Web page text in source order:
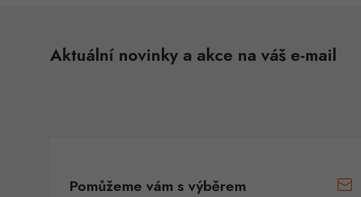
Aktuální novinky a akce na váš e-mail
Pomůžeme vám s výběrem